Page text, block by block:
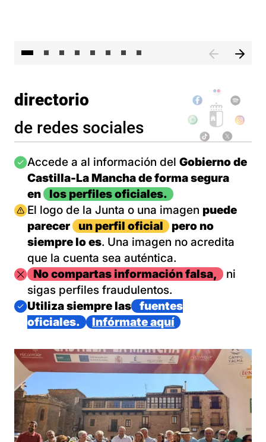
directorio
de redes sociales
Imagen
Accede a al información del Gobierno de
Castilla-La Mancha de forma segura
en
los perfiles oficiales.
Imagen
El logo de la Junta o una imagen puede
parecer
un perfil oficial
pero no
siempre lo es. Una imagen no acredita
que la cuenta sea auténtica.
ImagenNo compartas información falsa,
ni
sigas perfiles fraudulentos.
Imagen
Utiliza siempre las
fuentes
oficiales.
Infórmate aquí